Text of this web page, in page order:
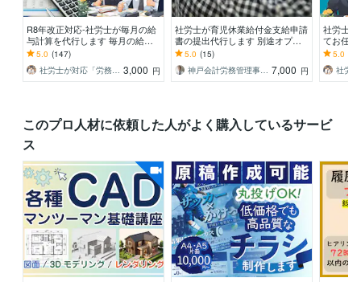
R8年改正対応‐社労士が毎月の給
与計算を代行します 毎月の給与
計算業務を労務専門の社労士にご
依頼いただけます！
5.0 (147)
社労士が対応「労務ヘルプデスク」 3,000 円
社労士が育児休業給付金支給申請
書の提出代行します 別途オプシ
ョンにて産休・育児休業に関する
ご相談も承ります。
5.0 (15)
神戸会計労務管理事務所 7,000 円
社労士
てお任
険手続
社労士
5.0
このプロ人材に依頼した人がよく購入しているサービ
ス